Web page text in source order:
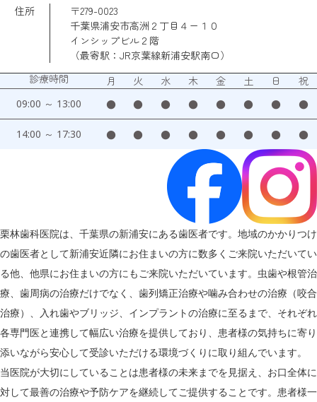
住所
〒279-0023
千葉県浦安市高洲２丁目４ー１０
インシップビル２階
（最寄駅：JR京葉線新浦安駅南口）
診療時間
月 火 水 木 金 土 日 祝
09:00 ～ 13:00 ● ● ● ● ● ● ● ●
14:00 ～ 17:30 ● ● ● ● ● ● ● ●
栗林歯科医院は、千葉県の新浦安にある歯医者です。地域のかかりつけ
の歯医者として新浦安近隣にお住まいの方に数多くご来院いただいてい
る他、他県にお住まいの方にもご来院いただいています。虫歯や根管治
療、歯周病の治療だけでなく、歯列矯正治療や噛み合わせの治療（咬合
治療）、入れ歯やブリッジ、インプラントの治療に至るまで、それぞれ
各専門医と連携して幅広い治療を提供しており、患者様の気持ちに寄り
添いながら安心して受診いただける環境づくりに取り組んでいます。
当医院が大切にしていることは患者様の未来までを見据え、お口全体に
対して最善の治療や予防ケアを継続してご提供することです。患者様一